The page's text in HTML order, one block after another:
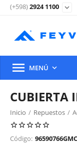
(+598)2924 1100 expand_more
 MENÚ 
CUBIERTA
Inicio / Repuestos /
Espejos Retrovisores
Código: 96590766GMC